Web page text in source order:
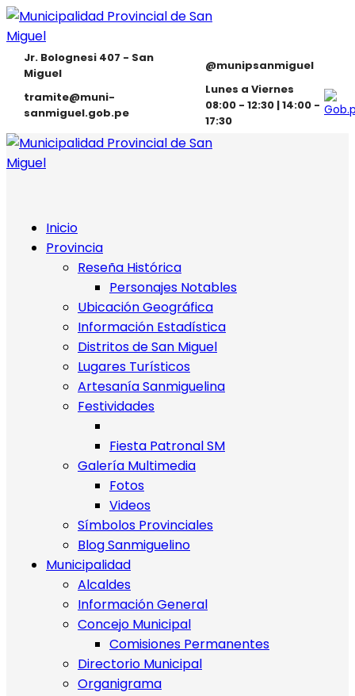
Jr. Bolognesi 407 - San
Miguel
@munipsanmiguel
tramite@muni-
sanmiguel.gob.pe
Lunes a Viernes
08:00 - 12:30 | 14:00 -
17:30
Inicio
Provincia
Reseña Histórica
Personajes Notables
Ubicación Geográfica
Información Estadística
Distritos de San Miguel
Lugares Turísticos
Artesanía Sanmiguelina
Festividades
Fiesta Patronal SM
Galería Multimedia
Fotos
Videos
Símbolos Provinciales
Blog Sanmiguelino
Municipalidad
Alcaldes
Información General
Concejo Municipal
Comisiones Permanentes
Directorio Municipal
Organigrama